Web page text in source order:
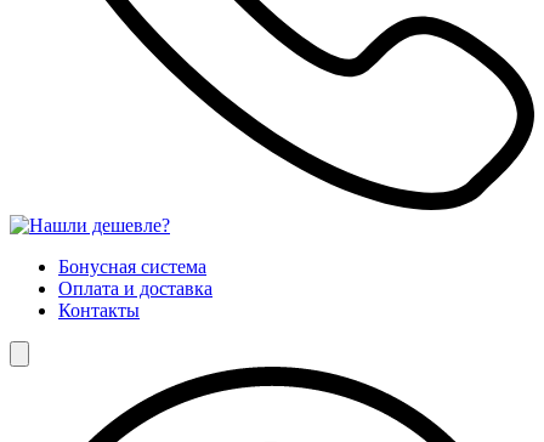
Бонусная система
Оплата и доставка
Контакты